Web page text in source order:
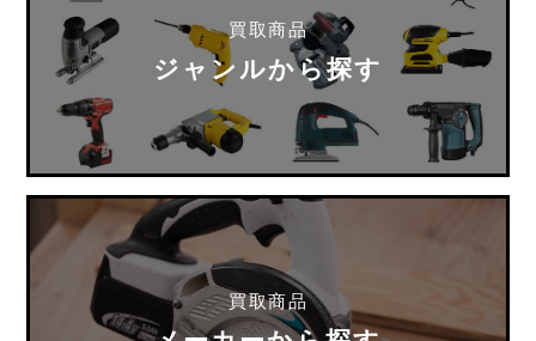
買取商品
ジャンルから探す
買取商品